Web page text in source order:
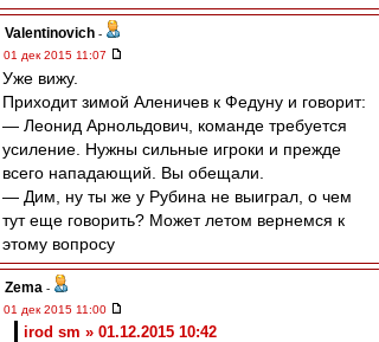
Valentinovich -
01 дек 2015 11:07
Уже вижу.
Приходит зимой Аленичев к Федуну и говорит:
— Леонид Арнольдович, команде требуется
усиление. Нужны сильные игроки и прежде
всего нападающий. Вы обещали.
— Дим, ну ты же у Рубина не выиграл, о чем
тут еще говорить? Может летом вернемся к
этому вопросу
Zema -
01 дек 2015 11:00
irod sm » 01.12.2015 10:42